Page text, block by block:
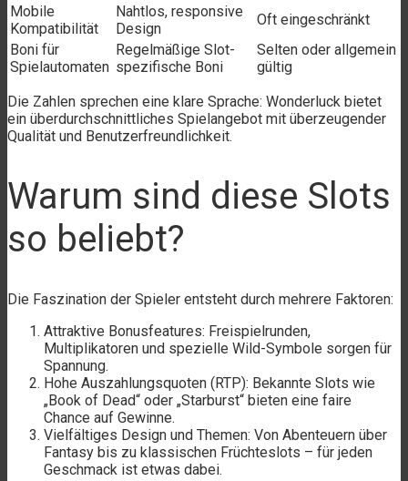
Mobile
Kompatibilität
Nahtlos, responsive
Design
Oft eingeschränkt
Boni für
Spielautomaten
Regelmäßige Slot-
spezifische Boni
Selten oder allgemein
gültig
Die Zahlen sprechen eine klare Sprache: Wonderluck bietet
ein überdurchschnittliches Spielangebot mit überzeugender
Qualität und Benutzerfreundlichkeit.
Warum sind diese Slots
so beliebt?
Die Faszination der Spieler entsteht durch mehrere Faktoren:
Attraktive Bonusfeatures: Freispielrunden,
Multiplikatoren und spezielle Wild-Symbole sorgen für
Spannung.
Hohe Auszahlungsquoten (RTP): Bekannte Slots wie
„Book of Dead“ oder „Starburst“ bieten eine faire
Chance auf Gewinne.
Vielfältiges Design und Themen: Von Abenteuern über
Fantasy bis zu klassischen Früchteslots – für jeden
Geschmack ist etwas dabei.